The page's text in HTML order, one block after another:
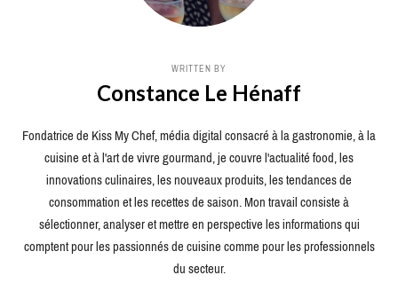
WRITTEN BY
Constance Le Hénaff
Fondatrice de Kiss My Chef, média digital consacré à la gastronomie, à la
cuisine et à l'art de vivre gourmand, je couvre l'actualité food, les
innovations culinaires, les nouveaux produits, les tendances de
consommation et les recettes de saison. Mon travail consiste à
sélectionner, analyser et mettre en perspective les informations qui
comptent pour les passionnés de cuisine comme pour les professionnels
du secteur.